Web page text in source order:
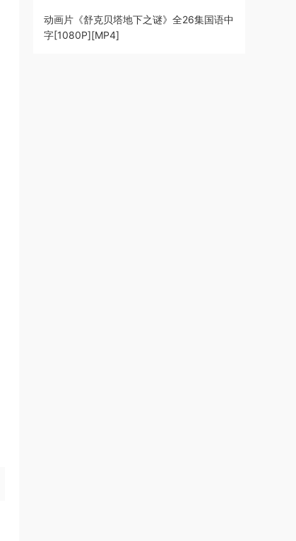
动画片《舒克贝塔地下之谜》全26集国语中
字[1080P][MP4]